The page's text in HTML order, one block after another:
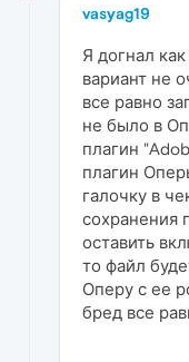
vasyag19
Я догнал
вариант не
все равно
не было в
плагин
плагин
галочку в
сохранения
оставить
то файл
Оперу с ее
бред все